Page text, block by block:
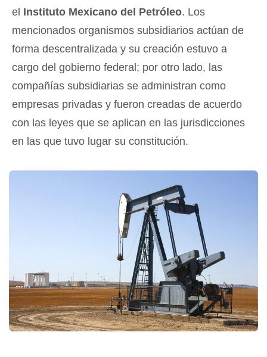
el Instituto Mexicano del Petróleo. Los
mencionados organismos subsidiarios actúan de
forma descentralizada y su creación estuvo a
cargo del gobierno federal; por otro lado, las
compañías subsidiarias se administran como
empresas privadas y fueron creadas de acuerdo
con las leyes que se aplican en las jurisdicciones
en las que tuvo lugar su constitución.